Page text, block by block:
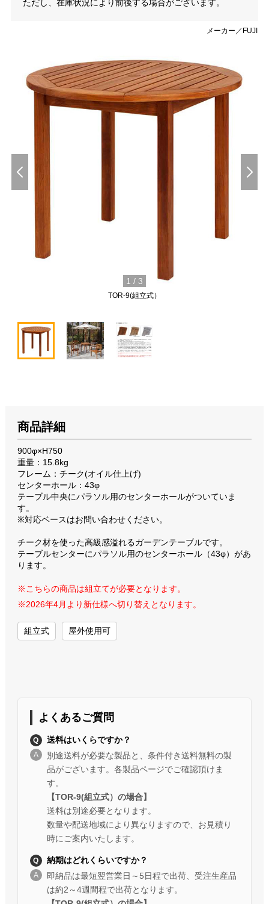
メーカー／FUJI
TOR-9(組立式）
1 / 3
ただし、在庫状況により前後する場合がございます。
商品詳細
900φ×H750
重量：15.8kg
フレーム：チーク(オイル仕上げ)
センターホール：43φ
テーブル中央にパラソル用のセンターホールがついていま
す。
※対応ベースはお問い合わせください。
チーク材を使った高級感溢れるガーデンテーブルです。
テーブルセンターにパラソル用のセンターホール（43φ）があ
ります。
※こちらの商品は組立てが必要となります。
※2026年4月より新仕様へ切り替えとなります。
組立式 屋外使用可
よくあるご質問
送料はいくらですか？
別途送料が必要な製品と、条件付き送料無料の製
品がございます。各製品ページでご確認頂けま
す。
【TOR-9(組立式）の場合】
送料は別途必要となります。
数量や配送地域により異なりますので、お見積り
時にご案内いたします。
納期はどれくらいですか？
即納品は最短翌営業日～5日程で出荷、受注生産品
は約2～4週間程で出荷となります。